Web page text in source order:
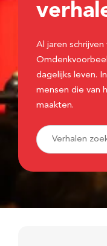
Al jaren
dagelijks leven.
mensen die van
maakten.